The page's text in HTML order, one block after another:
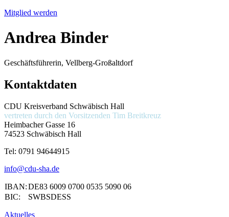
Mitglied werden
Andrea Binder
Geschäftsführerin, Vellberg-Großaltdorf
Kontaktdaten
CDU Kreisverband Schwäbisch Hall
vertreten durch den Vorsitzenden Tim Breitkreuz
Heimbacher Gasse 16
74523 Schwäbisch Hall
Tel: 0791 94644915
info@cdu-sha.de
IBAN:DE83 6009 0700 0535 5090 06
BIC:
SWBSDESS
Aktuelles